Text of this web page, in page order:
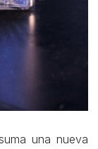
una nueva